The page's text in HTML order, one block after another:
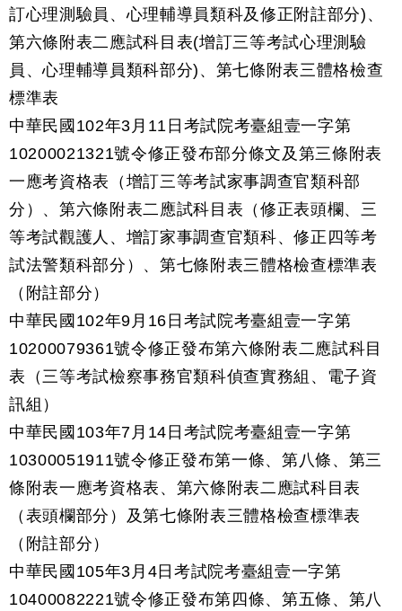
訂心理測驗員、心理輔導員類科及修正附註部分)、
第六條附表二應試科目表(增訂三等考試心理測驗
員、心理輔導員類科部分)、第七條附表三體格檢查
標準表
中華民國102年3月11日考試院考臺組壹一字第
10200021321號令修正發布部分條文及第三條附表
一應考資格表（增訂三等考試家事調查官類科部
分）、第六條附表二應試科目表（修正表頭欄、三
等考試觀護人、增訂家事調查官類科、修正四等考
試法警類科部分）、第七條附表三體格檢查標準表
（附註部分）
中華民國102年9月16日考試院考臺組壹一字第
10200079361號令修正發布第六條附表二應試科目
表（三等考試檢察事務官類科偵查實務組、電子資
訊組）
中華民國103年7月14日考試院考臺組壹一字第
10300051911號令修正發布第一條、第八條、第三
條附表一應考資格表、第六條附表二應試科目表
（表頭欄部分）及第七條附表三體格檢查標準表
（附註部分）
中華民國105年3月4日考試院考臺組壹一字第
10400082221號令修正發布第四條、第五條、第八